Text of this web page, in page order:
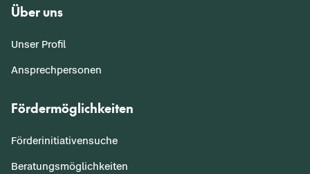
Über uns
Unser Profil
Ansprechpersonen
Fördermöglichkeiten
Förderinitiativensuche
Beratungsmöglichkeiten